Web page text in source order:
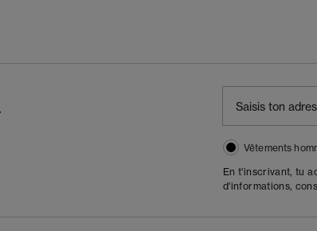
Vêtements
En t'inscrivant, tu
d'informations,